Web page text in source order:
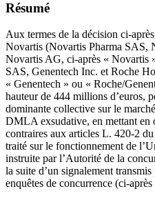
Résumé
Aux termes de la décision ci-
Novartis (Novartis Pharma SAS,
Novartis AG, ci-après « Novartis
SAS, Genentech Inc. et Roche
« Genentech » ou « Roche/
hauteur de 444 millions d’euros,
dominante collective sur le
DMLA exsudative, en mettant en
contraires aux articles L. 420-2
traité sur le fonctionnement de
instruite par l’Autorité de la
la suite d’un signalement
enquêtes de concurrence (ci-